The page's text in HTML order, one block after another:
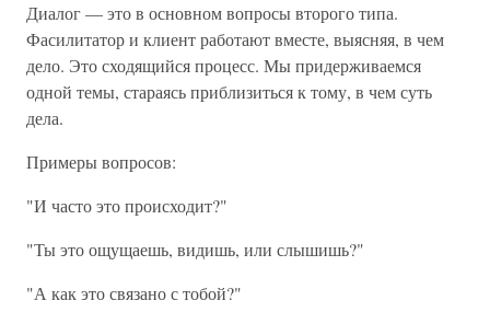
Диалог — это в основном вопросы второго типа.
Фасилитатор и клиент работают вместе, выясняя, в чем
дело. Это сходящийся процесс. Мы придерживаемся
одной темы, стараясь приблизиться к тому, в чем суть
дела.
Примеры вопросов:
"И часто это происходит?"
"Ты это ощущаешь, видишь, или слышишь?"
"А как это связано с тобой?"